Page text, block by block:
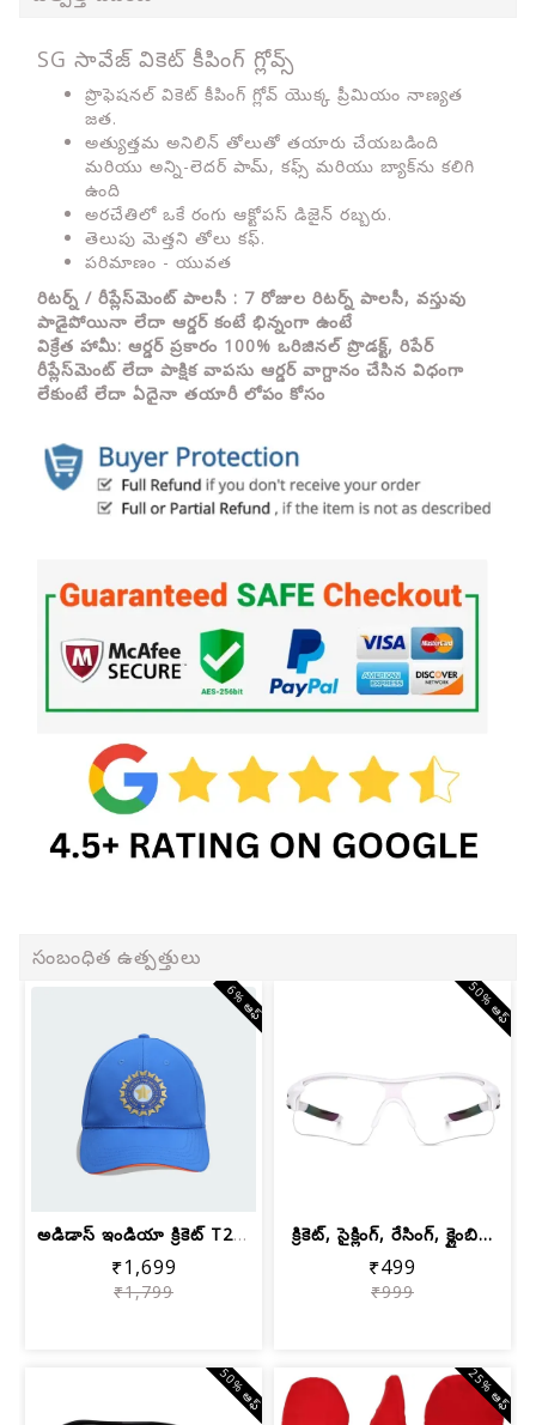
SG సావేజ్ వికెట్ కీపింగ్ గ్లోవ్స్
ప్రొఫెషనల్ వికెట్ కీపింగ్ గ్లోవ్ యొక్క ప్రీమియం నాణ్యత
జత.
అత్యుత్తమ అనిలిన్ తోలుతో తయారు చేయబడింది
మరియు అన్ని-లెదర్ పామ్, కఫ్స్ మరియు బ్యాక్‌ను కలిగి
ఉంది
అరచేతిలో ఒకే రంగు ఆక్టోపస్ డిజైన్ రబ్బరు.
తెలుపు మెత్తని తోలు కఫ్.
పరిమాణం - యువత
రిటర్న్ / రీప్లేస్‌మెంట్ పాలసీ : 7 రోజుల రిటర్న్ పాలసీ, వస్తువు
పాడైపోయినా లేదా ఆర్డర్ కంటే భిన్నంగా ఉంటే
విక్రేత హామీ: ఆర్డర్ ప్రకారం 100% ఒరిజినల్ ప్రొడక్ట్, రిపేర్
రీప్లేస్‌మెంట్ లేదా పాక్షిక వాపసు ఆర్డర్ వాగ్దానం చేసిన విధంగా
లేకుంటే లేదా ఏదైనా తయారీ లోపం కోసం
సంబంధిత ఉత్పత్తులు
అడిడాస్ ఇండియా క్రికెట్ T20i యునిసెక్...
₹1,699
₹1,799
6% ఆఫ్
క్రికెట్, సైక్లింగ్, రేసింగ్, క్లైంబి...
₹499
₹999
50% ఆఫ్
50% ఆఫ్ 25% ఆఫ్